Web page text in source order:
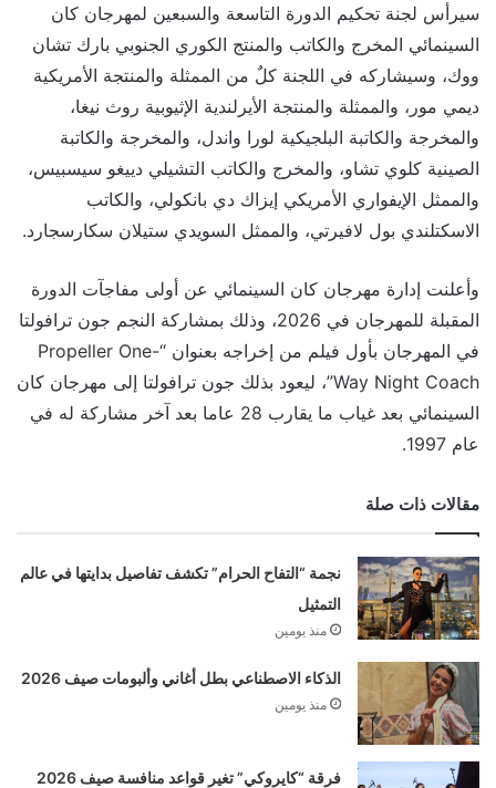
سيرأس لجنة تحكيم الدورة التاسعة والسبعين لمهرجان كان
السينمائي المخرج والكاتب والمنتج الكوري الجنوبي بارك تشان
ووك، وسيشاركه في اللجنة كلٌ من الممثلة والمنتجة الأمريكية
ديمي مور، والممثلة والمنتجة الأيرلندية الإثيوبية روث نيغا،
والمخرجة والكاتبة البلجيكية لورا واندل، والمخرجة والكاتبة
الصينية كلوي تشاو، والمخرج والكاتب التشيلي دييغو سيسبيس،
والممثل الإيفواري الأمريكي إيزاك دي بانكولي، والكاتب
الاسكتلندي بول لافيرتي، والممثل السويدي ستيلان سكارسجارد.
وأعلنت إدارة مهرجان كان السينمائي عن أولى مفاجآت الدورة
المقبلة للمهرجان في 2026، وذلك بمشاركة النجم جون ترافولتا
في المهرجان بأول فيلم من إخراجه بعنوان “Propeller One-
Way Night Coach”، ليعود بذلك جون ترافولتا إلى مهرجان كان
السينمائي بعد غياب ما يقارب 28 عاما بعد آخر مشاركة له في
عام 1997.
مقالات ذات صلة
نجمة “التفاح الحرام” تكشف تفاصيل بدايتها في عالم
التمثيل
منذ يومين
الذكاء الاصطناعي بطل أغاني وألبومات صيف 2026
منذ يومين
فرقة “كايروكي” تغير قواعد منافسة صيف 2026